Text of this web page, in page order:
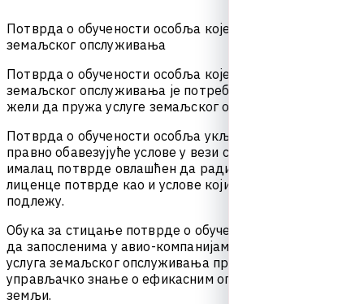
Потврда о обучености особља које
земаљског опслуживања
Потврда о обучености особља које
земаљског опслуживања је потреб
жели да пружа услуге земаљског о
Потврда о обучености особља укљ
правно обавезујуће услове у вези с
ималац потврде овлашћен да ради
лиценце потврде као и услове који
подлежу.
Обука за стицање потврде о обуче
да запосленима у авио-компанијам
услуга земаљског опслуживања пр
управљачко знање о ефикасним оп
земљи.